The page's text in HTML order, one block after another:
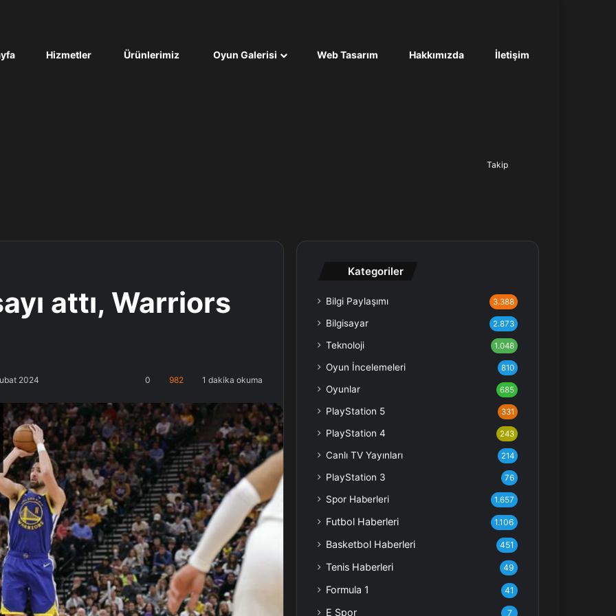
Hizmetler Ürünlerimiz Oyun Galerisi Web Tasarım Hakkımızda İletişim
Takip
attı, Warriors
2024 0 982 1 dakika okuma
Kategoriler
Bilgi Paylaşımı 3.388
Bilgisayar 2.873
Teknoloji 1.048
Oyun İncelemeleri 810
Oyunlar 685
PlayStation 5 331
PlayStation 4 243
Canlı TV Yayınları 214
PlayStation 3 76
Spor Haberleri 1.657
Futbol Haberleri 1.106
Basketbol Haberleri 451
Tenis Haberleri 49
Formula 1 41
E Spor 7